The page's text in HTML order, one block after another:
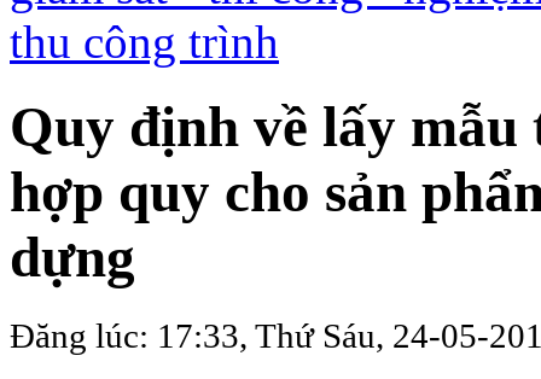
Quy định về lấy mẫu
hợp quy cho sản
dựng
Đăng lúc: 17:33, Thứ Sáu, 24-05-